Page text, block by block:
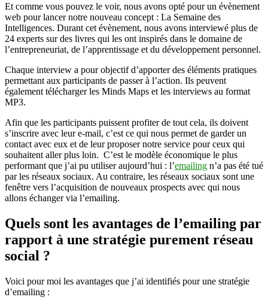
Et comme vous pouvez le voir, nous avons opté pour un évènement
web pour lancer notre nouveau concept : La Semaine des
Intelligences. Durant cet évènement, nous avons interviewé plus de
24 experts sur des livres qui les ont inspirés dans le domaine de
l’entrepreneuriat, de l’apprentissage et du développement personnel.
Chaque interview a pour objectif d’apporter des éléments pratiques
permettant aux participants de passer à l’action. Ils peuvent
également télécharger les Minds Maps et les interviews au format
MP3.
Afin que les participants puissent profiter de tout cela, ils doivent
s’inscrire avec leur e-mail, c’est ce qui nous permet de garder un
contact avec eux et de leur proposer notre service pour ceux qui
souhaitent aller plus loin. C’est le modèle économique le plus
performant que j’ai pu utiliser aujourd’hui : l’emailing n’a pas été tué
par les réseaux sociaux. Au contraire, les réseaux sociaux sont une
fenêtre vers l’acquisition de nouveaux prospects avec qui nous
allons échanger via l’emailing.
Quels sont les avantages de l’emailing par
rapport à une stratégie purement réseau
social ?
Voici pour moi les avantages que j’ai identifiés pour une stratégie
d’emailing :